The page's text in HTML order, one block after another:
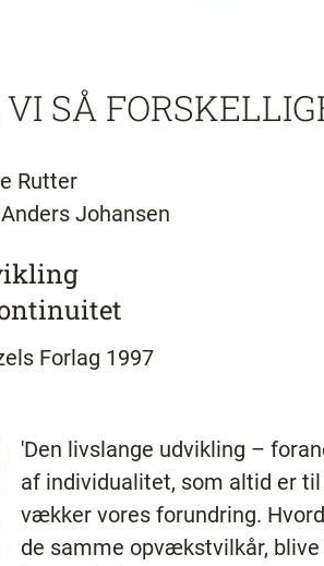
SÅ
Rutter
Johansen
Forlag 1997
'Den livslange udvikling –
af individualitet, som altid er
vækker vores forundring.
de samme opvækstvilkår,